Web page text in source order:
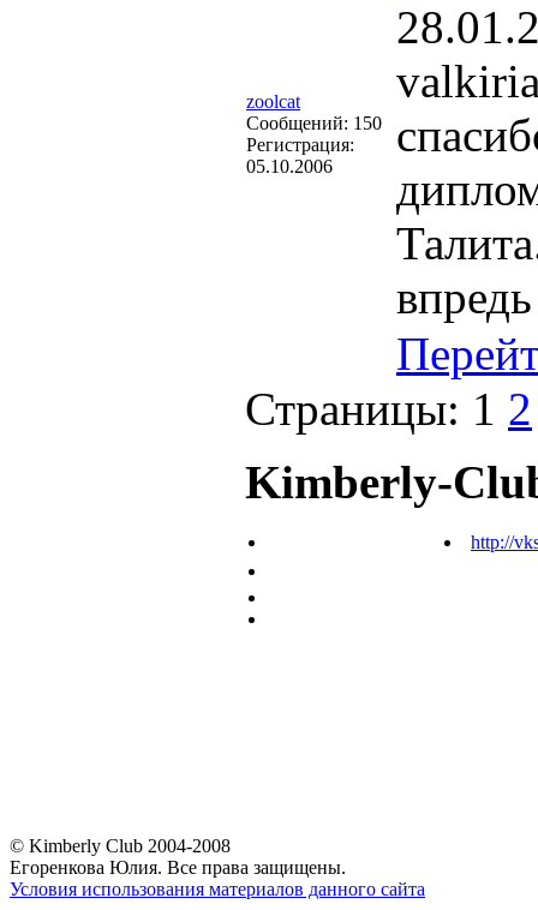
zoolcat
Cообщений: 150
Регистрация:
05.10.2006
Страницы: 1 2
Kimberly-
http://
© Kimberly Club 2004-2008
Егоренкова Юлия. Все права защищены.
Условия использования материалов данного сайта